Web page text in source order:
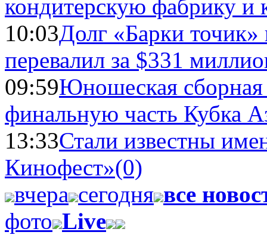
кондитерскую фабрику и
10:03Долг «Барки
перевалил за $331
09:59Юношеская
финальную часть Кубка
13:33Стали известны
Кинофест»(0)
вчера сегодня все
фото Live